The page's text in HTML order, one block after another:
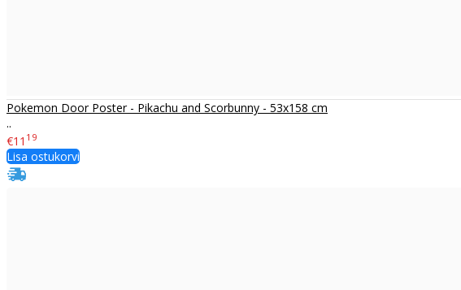
Pokemon Door Poster - Pikachu and Scorbunny - 53x158 cm
..
€11 19
Lisa ostukorvi